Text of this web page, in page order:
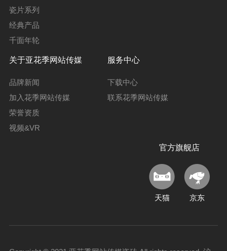
瓷片系列
经典产品
千面年轮
关于亚花季网站传媒
品牌新闻
加入花季网站传媒
荣誉资质
视频&VR
服务中心
下载中心
联系花季网站传媒
官方旗舰店
天猫 京东